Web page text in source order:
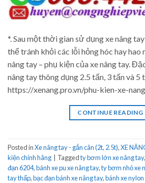
*. Sau một thời gian sử dụng xe nâng
thể tránh khỏi các lỗi hỏng hóc hay hao
nâng tay – phụ kiện của xe nâng tay.
nâng tay thông dụng 2.5 tấn, 3 tấn và 5
https://xenang.pro.vn/phu-kien-xe-
CONTINUE READING
Posted inXe nâng tay - gắn cân (2t, 2.5t),XE
kiện chính hãng
Taggedty bơm lớn xe nâng tay,
đạn 6204,bánh xe pu xe nâng tay,ty bơm nhỏ xe
tay thấp,bạc đạn bánh xe nâng tay,bánh xe